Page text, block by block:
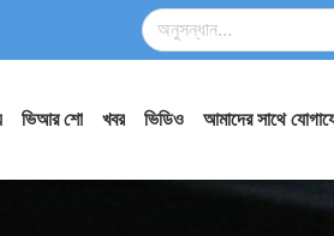
ভিআর শো খবর ভিডিও